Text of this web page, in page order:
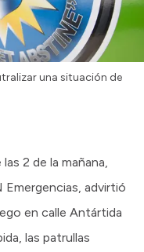
una situación de
2 de la mañana,
Emergencias, advirtió
en calle Antártida
las patrullas